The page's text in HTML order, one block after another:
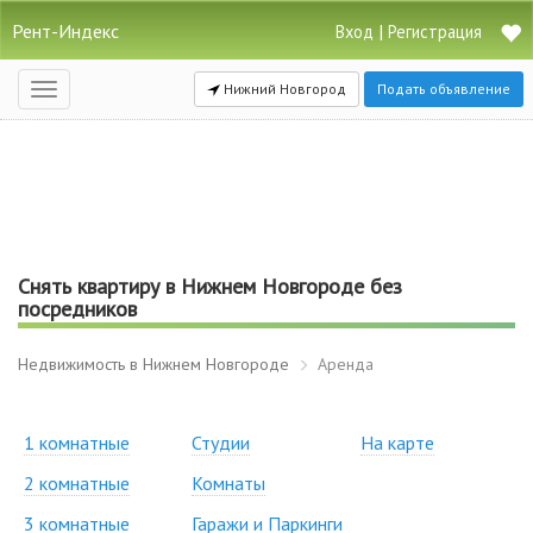
Рент-Индекс Вход | Регистрация
Открыть
навигацию
Нижний Новгород Подать объявление
Снять квартиру в Нижнем Новгороде без
посредников
Недвижимость в Нижнем Новгороде Аренда
1 комнатные
2 комнатные
3 комнатные
Студии
Комнаты
Гаражи и Паркинги
На карте